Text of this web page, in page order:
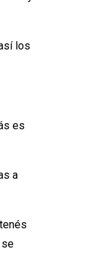
los
es
a
se